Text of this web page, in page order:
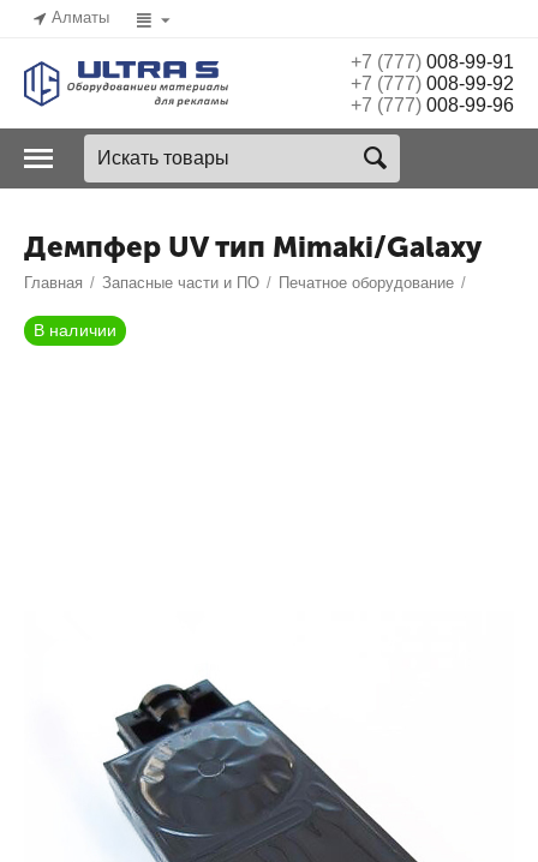
Алматы
+7 (777)008-99-91
+7 (777)008-99-92
+7 (777)008-99-96
Демпфер UV тип Mimaki/Galaxy
Главная / Запасные части и ПО / Печатное оборудование /
В наличии